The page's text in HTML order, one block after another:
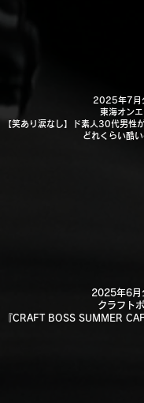
2025年7月
東海オンエ
【笑あり涙なし】ド素人30代男性
どれくらい酷い
2025年6月
クラフト
『CRAFT BOSS SUMMER